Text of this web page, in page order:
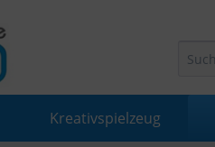
Kreativspielzeug